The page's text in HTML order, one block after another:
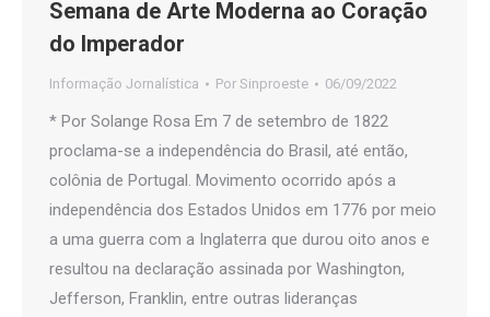
Semana de Arte Moderna ao Coração
do Imperador
Informação Jornalística Por Sinproeste 06/09/2022
* Por Solange Rosa Em 7 de setembro de 1822
proclama-se a independência do Brasil, até então,
colônia de Portugal. Movimento ocorrido após a
independência dos Estados Unidos em 1776 por meio
a uma guerra com a Inglaterra que durou oito anos e
resultou na declaração assinada por Washington,
Jefferson, Franklin, entre outras lideranças